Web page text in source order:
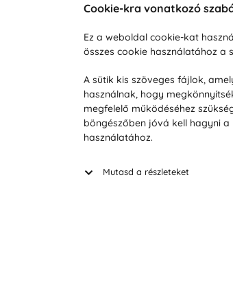
Hétköznap 8:00-tól 16:00-ig
info@vohy.hu
Cookie-kra vonatkozó
Ez a weboldal cookie-kat
összes cookie használatához a
A sütik kis szöveges fájlok,
használnak, hogy
megfelelő működéséhez
böngészőben jóvá kell hagyni
használatához.
Mutasd a részleteket